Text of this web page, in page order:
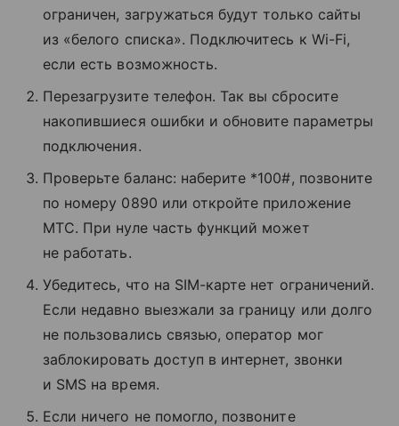
ограничен, загружаться будут только сайты
из «белого списка». Подключитесь к Wi-Fi,
если есть возможность.
Перезагрузите телефон. Так вы сбросите
накопившиеся ошибки и обновите параметры
подключения.
Проверьте баланс: наберите *100#, позвоните
по номеру 0890 или откройте приложение
МТС. При нуле часть функций может
не работать.
Убедитесь, что на SIM-карте нет ограничений.
Если недавно выезжали за границу или долго
не пользовались связью, оператор мог
заблокировать доступ в интернет, звонки
и SMS на время.
Если ничего не помогло, позвоните